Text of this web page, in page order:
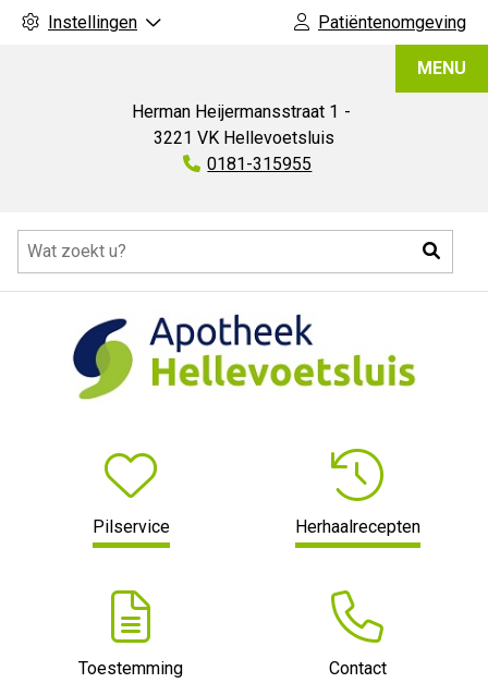
Instellingen Patiëntenomgeving
Herman Heijermansstraat 1
3221 VK Hellevoetsluis
Tel:
0181-315955
MENU
Pilservice Herhaalrecepten
Toestemming Contact